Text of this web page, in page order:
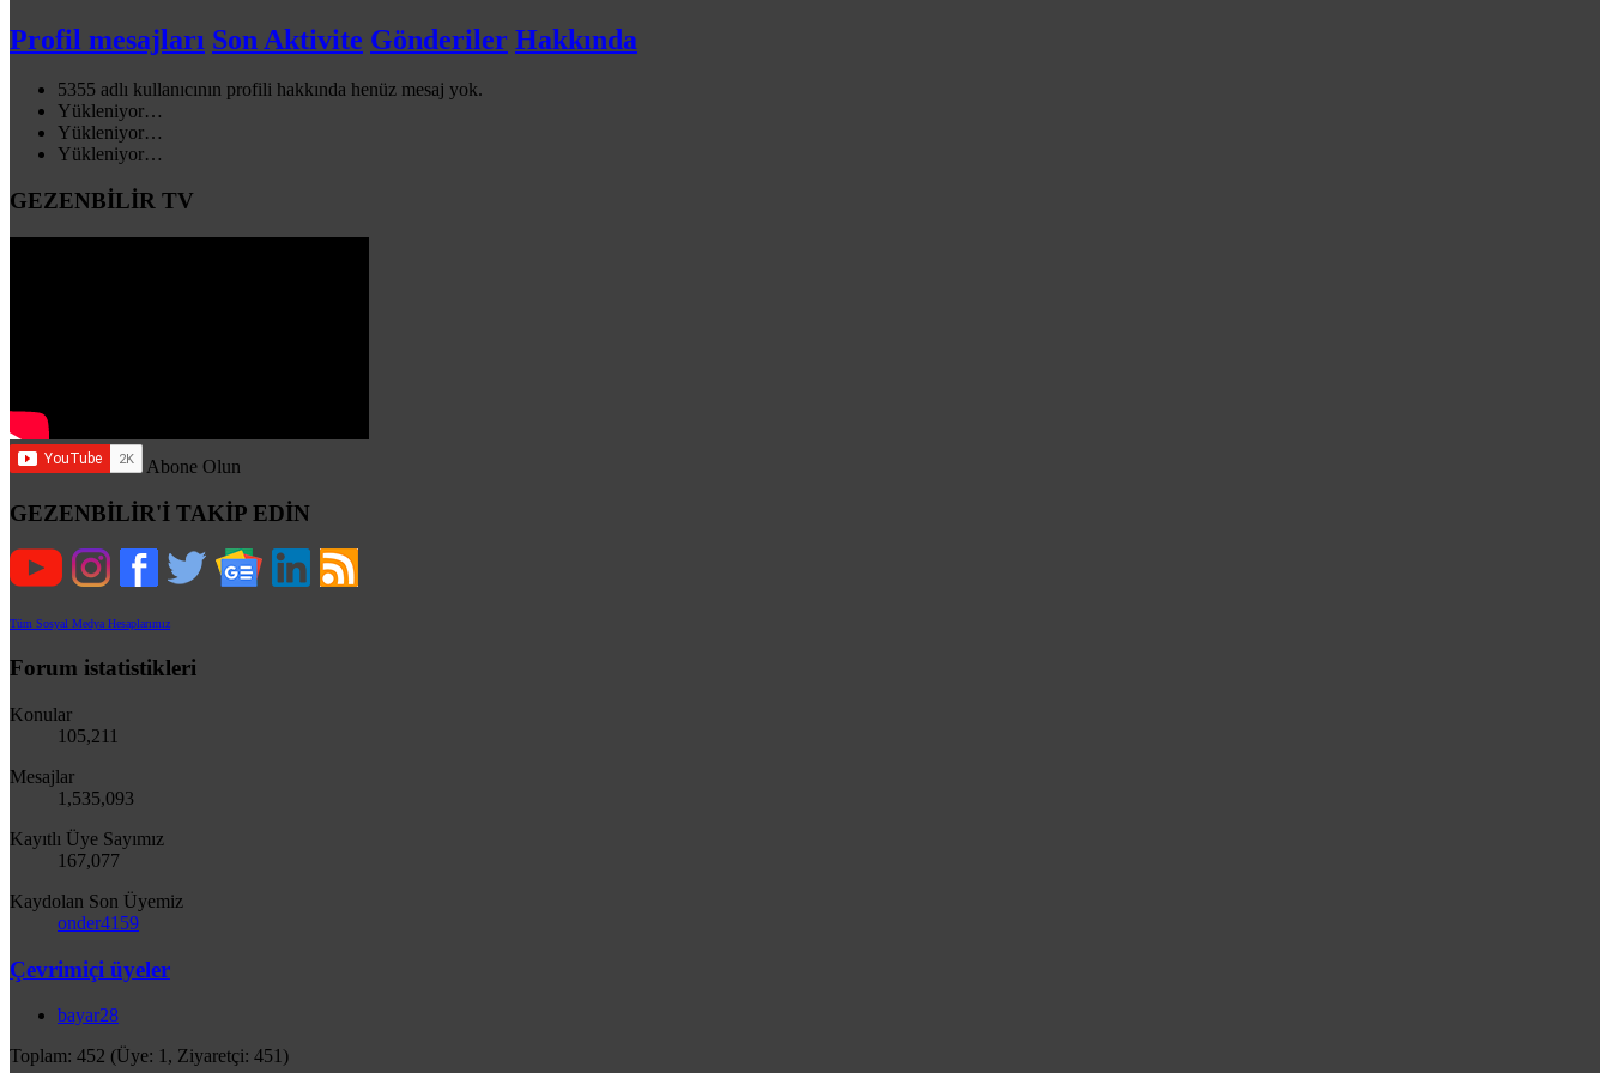
Profil mesajları Son Aktivite Gönderiler Hakkında
5355 adlı kullanıcının profili hakkında henüz mesaj yok.
Yükleniyor…
Yükleniyor…
Yükleniyor…
GEZENBİLİR TV
Abone Olun
GEZENBİLİR'İ TAKİP EDİN
Tüm Sosyal Medya Hesaplarımız
Forum istatistikleri
Konular
105,211
Mesajlar
1,535,093
Kayıtlı Üye Sayımız
167,077
Kaydolan Son Üyemiz
onder4159
Çevrimiçi üyeler
bayar28
Toplam: 452 (Üye: 1, Ziyaretçi: 451)